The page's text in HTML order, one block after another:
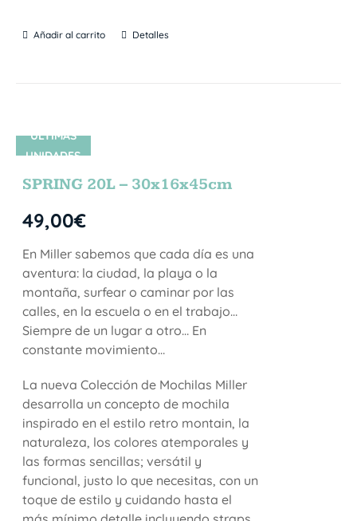
Añadir al carrito Detalles
ÚLTIMAS
UNIDADES
SPRING 20L – 30x16x45cm
49,00€
En Miller sabemos que cada día es una
aventura: la ciudad, la playa o la
montaña, surfear o caminar por las
calles, en la escuela o en el trabajo…
Siempre de un lugar a otro… En
constante movimiento…
La nueva Colección de Mochilas Miller
desarrolla un concepto de mochila
inspirado en el estilo retro montain, la
naturaleza, los colores atemporales y
las formas sencillas; versátil y
funcional, justo lo que necesitas, con un
toque de estilo y cuidando hasta el